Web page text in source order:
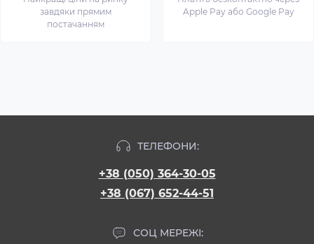
завдяки прямим
постачанням
Apple Pay або Google Pay
ТЕЛЕФОНИ:
+38 (050) 364-30-05
+38 (067) 652-44-51
СОЦ МЕРЕЖІ: